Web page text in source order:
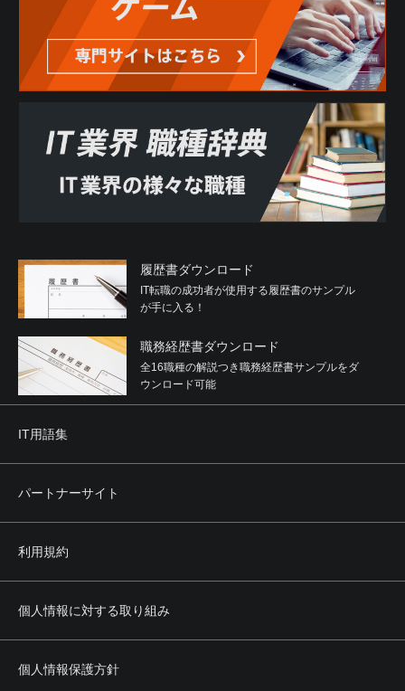
履歴書ダウンロード
IT転職の成功者が使用する履歴書のサンプル
が手に入る！
職務経歴書ダウンロード
全16職種の解説つき職務経歴書サンプルをダ
ウンロード可能
IT用語集
パートナーサイト
利用規約
個人情報に対する取り組み
個人情報保護方針